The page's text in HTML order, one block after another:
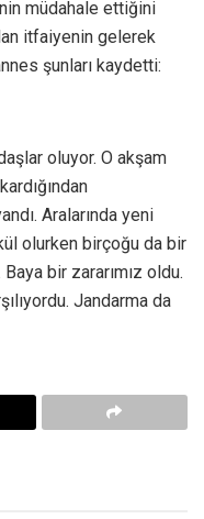
müdahale ettiğini
itfaiyenin gelerek
şunları kaydetti:
oluyor. O akşam
Aralarında yeni
olurken birçoğu da bir
bir zararımız oldu.
Jandarma da